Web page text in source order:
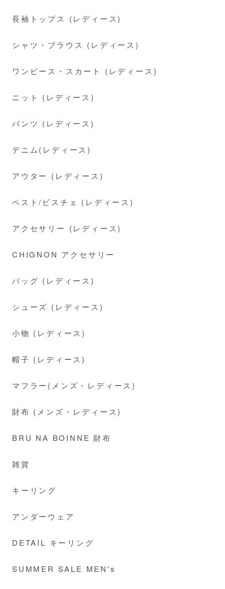
長袖トップス (レディース)
シャツ・ブラウス (レディース)
ワンピース・スカート (レディース)
ニット (レディース)
パンツ (レディース)
デニム(レディース)
アウター (レディース)
ベスト/ビスチェ (レディース)
アクセサリー (レディース)
CHIGNON アクセサリー
バッグ (レディース)
シューズ (レディース)
小物 (レディース)
帽子 (レディース)
マフラー(メンズ・レディース)
財布 (メンズ・レディース)
BRU NA BOINNE 財布
雑貨
キーリング
アンダーウェア
DETAIL キーリング
SUMMER SALE MEN's